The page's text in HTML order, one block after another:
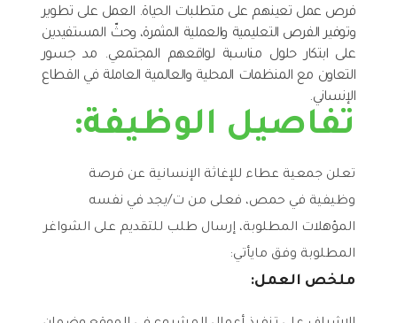
فرص عمل تعينهم على متطلبات الحياة. العمل على تطوير
وتوفير الفرص التعليمية والعملية المثمرة، وحثّ المستفيدين
على ابتكار حلول مناسبة لواقعهم المجتمعي. مد جسور
التعاون مع المنظمات المحلية والعالمية العاملة في القطاع
الإنساني.
تفاصيل الوظيفة:
تعلن جمعية عطاء للإغاثة الإنسانية عن فرصة
وظيفية في حمص، فعلى من ت/يجد في نفسه
المؤهلات المطلوبة، إرسال طلب للتقديم على الشواغر
المطلوبة وفق مايأتي:
ملخص العمل: